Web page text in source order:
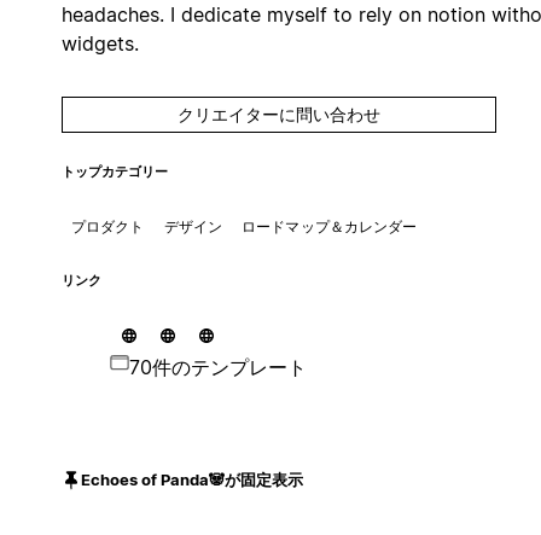
headaches. I dedicate myself to rely on notion
widgets.
クリエイターに問い合わせ
トップカテゴリー
プロダクト デザイン ロードマップ＆カレンダー
リンク
70件のテンプレート
Echoes of Panda🐼が固定表示